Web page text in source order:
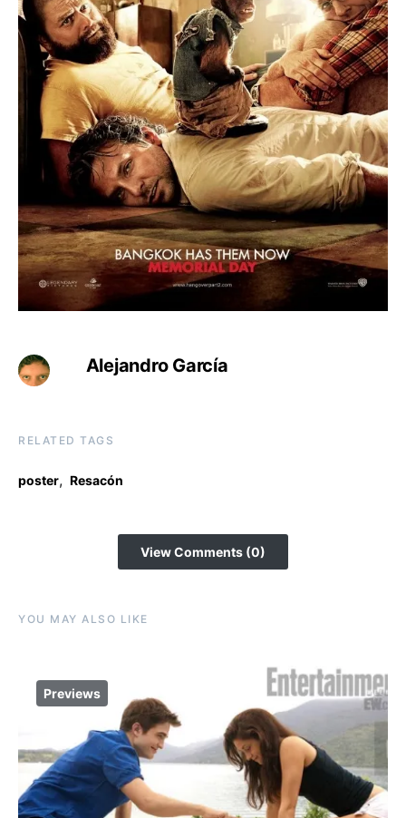
Alejandro García
RELATED TAGS
poster, Resacón
View Comments (0)
YOU MAY ALSO LIKE
Previews